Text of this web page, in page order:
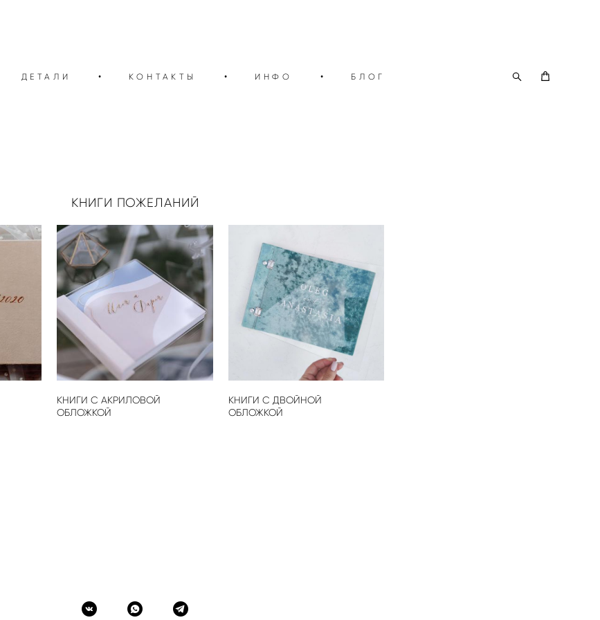
ДЕТАЛИ • КОНТАКТЫ • ИНФО • БЛОГ
КНИГИ ПОЖЕЛАНИЙ
КНИГИ С АКРИЛОВОЙ
ОБЛОЖКОЙ
КНИГИ С ДВОЙНОЙ
ОБЛОЖКОЙ